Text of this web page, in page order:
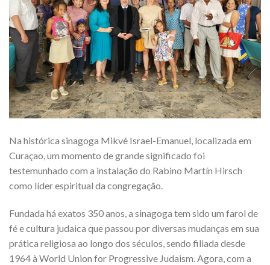
Na histórica sinagoga Mikvé Israel-Emanuel, localizada em
Curaçao, um momento de grande significado foi
testemunhado com a instalação do Rabino Martín Hirsch
como líder espiritual da congregação.
Fundada há exatos 350 anos, a sinagoga tem sido um farol de
fé e cultura judaica que passou por diversas mudanças em sua
prática religiosa ao longo dos séculos, sendo filiada desde
1964 à World Union for Progressive Judaism. Agora, com a